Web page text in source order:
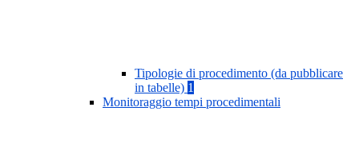
Tipologie di procedimento (da pubblicare
in tabelle) 1
Monitoraggio tempi procedimentali